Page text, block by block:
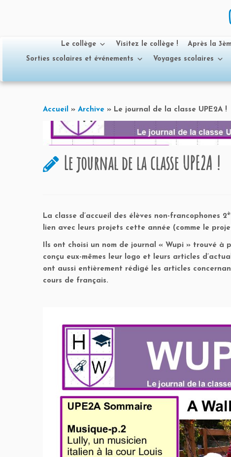
Le collège Visitez le collège ! Après la
Sorties scolaires et événements
Voyages scolaires
Accueil » Archive » Le journal de la classe UPE2A !
Le journal de la classe UPE2A !
La classe d’accueil des élèves non-francophones 2
lien avec leurs projets cette année (comme le
Ils ont choisi un nom de journal « Wupi » trouvé à
conçu eux-mêmes leur logo et leurs articles
ont aussi entièrement rédigé les articles
cours de français.